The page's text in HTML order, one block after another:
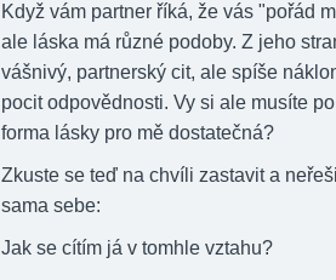
Když vám partner říká, že vás "pořád
ale láska má různé podoby. Z jeho
vášnivý, partnerský cit, ale spíše
pocit odpovědnosti. Vy si ale musíte
forma lásky pro mě dostatečná?
Zkuste se teď na chvíli zastavit a
sama sebe:
Jak se cítím já v tomhle vztahu?